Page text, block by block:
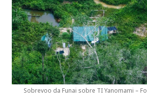
Sobrevoo da Funai sobre TI Yanomami –